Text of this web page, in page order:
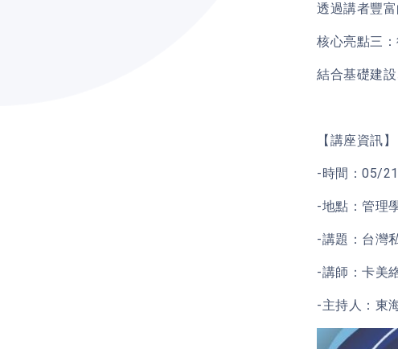
透過講者豐
核心亮點三
結合基礎建
【講座資訊】
-時間：05/
-地點：管理
-講題：台灣
-講師：卡美
-主持人：東